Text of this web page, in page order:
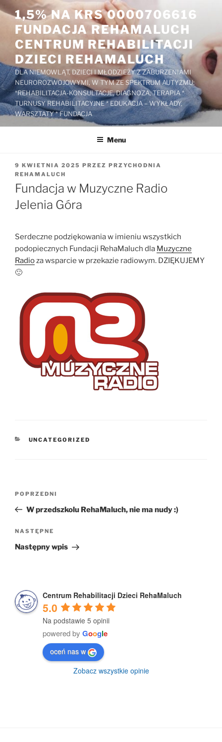
Przejdź
do
treści
1,5% NA KRS 0000706616
FUNDACJA REHAMALUCH
CENTRUM REHABILITACJI
DZIECI REHAMALUCH
DLA NIEMOWLĄT, DZIECI I MŁODZIEŻY Z ZABURZENIAMI
NEUROROZWOJOWYMI, W TYM ZE SPEKTRUM AUTYZMU:
*REHABILITACJA-KONSULTACJE, DIAGNOZA, TERAPIA *
TURNUSY REHABILITACYJNE * EDUKACJA – WYKŁADY,
WARSZTATY * FUNDACJA
Menu
OPUBLIKOWANE
W
9 KWIETNIA 2025 PRZEZ PRZYCHODNIA
REHAMALUCH
Fundacja w Muzyczne Radio
Jelenia Góra
Serdeczne podziękowania w imieniu wszystkich
podopiecznych Fundacji RehaMaluch dla Muzyczne
Radioza wsparcie w przekazie radiowym. DZIĘKUJEMY
🙂
KATEGORIE
UNCATEGORIZED
Poprzedni
wpis
POPRZEDNI
W przedszkolu RehaMaluch, nie ma nudy :)
Następny
wpis
NASTĘPNE
Następny wpis
Centrum Rehabilitacji Dzieci RehaMaluch
5.0
Na podstawie 5 opinii
powered by Google
oceń nas w
Zobacz wszystkie opinie